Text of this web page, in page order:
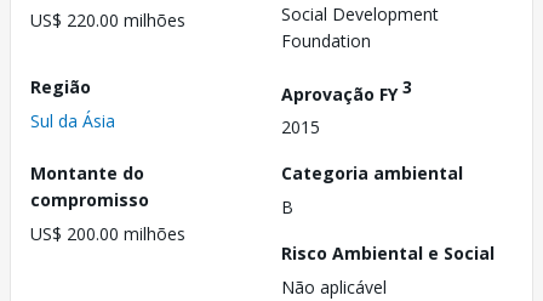
US$ 220.00 milhões
Social Development
Foundation
Região
Sul da Ásia
Aprovação FY3
2015
Montante do
compromisso
US$ 200.00 milhões
Categoria ambiental
B
Risco Ambiental e Social
Não aplicável